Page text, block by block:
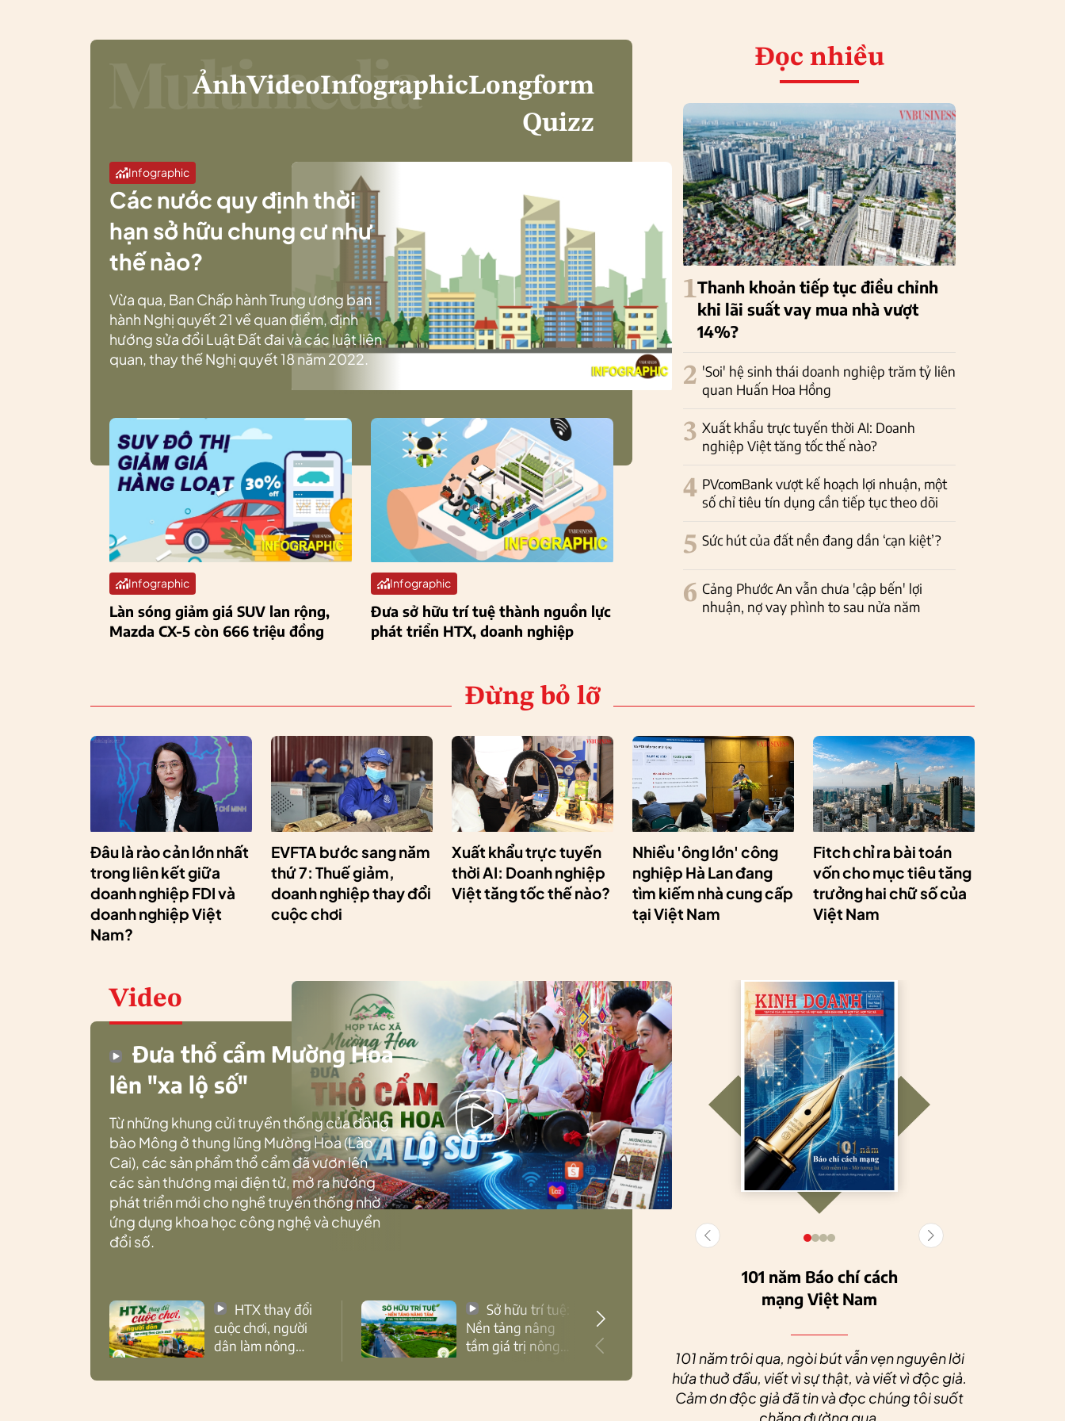
ẢnhVideoInfographicLongform
Quizz
Infographic
Các nước quy định thời
hạn sở hữu chung cư như
thế nào?
Vừa qua, Ban Chấp hành Trung ương ban
hành Nghị quyết 21 về quan điểm, định
hướng sửa đổi Luật Đất đai và các luật liên
quan, thay thế Nghị quyết 18 năm 2022.
Infographic
Làn sóng giảm giá SUV lan rộng,
Mazda CX-5 còn 666 triệu đồng
Infographic
Đưa sở hữu trí tuệ thành nguồn lực
phát triển HTX, doanh nghiệp
Đọc nhiều
1Thanh khoản tiếp tục điều chỉnh
khi lãi suất vay mua nhà vượt
14%?
2 'Soi' hệ sinh thái doanh nghiệp trăm tỷ liên
quan Huấn Hoa Hồng
3 Xuất khẩu trực tuyến thời AI: Doanh
nghiệp Việt tăng tốc thế nào?
4 PVcomBank vượt kế hoạch lợi nhuận, một
số chỉ tiêu tín dụng cần tiếp tục theo dõi
5 Sức hút của đất nền đang dần ‘cạn kiệt’?
6 Cảng Phước An vẫn chưa 'cập bến' lợi
nhuận, nợ vay phình to sau nửa năm
Đừng bỏ lỡ
Đâu là rào cản lớn nhất
trong liên kết giữa
doanh nghiệp FDI và
doanh nghiệp Việt
Nam?
EVFTA bước sang năm
thứ 7: Thuế giảm,
doanh nghiệp thay đổi
cuộc chơi
Xuất khẩu trực tuyến
thời AI: Doanh nghiệp
Việt tăng tốc thế nào?
Nhiều 'ông lớn' công
nghiệp Hà Lan đang
tìm kiếm nhà cung cấp
tại Việt Nam
Fitch chỉ ra bài toán
vốn cho mục tiêu tăng
trưởng hai chữ số của
Việt Nam
Video
Đưa thổ cẩm Mường Hoa
lên "xa lộ số"
Từ những khung cửi truyền thống của đồng
bào Mông ở thung lũng Mường Hoa (Lào
Cai), các sản phẩm thổ cẩm đã vươn lên
các sàn thương mại điện tử, mở ra hướng
phát triển mới cho nghề truyền thống nhờ
ứng dụng khoa học công nghệ và chuyển
đổi số.
cuộc chơi, người
dân làm nông
Nền tảng nâng
tầm giá trị nông
lực cho nông
nghiệp bền vững
101 năm Báo chí cách
mạng Việt Nam
101 năm trôi qua, ngòi bút vẫn vẹn nguyên lời
hứa thuở đầu, viết vì sự thật, và viết vì độc giả.
Cảm ơn độc giả đã tin và đọc chúng tôi suốt
chặng đường qua.